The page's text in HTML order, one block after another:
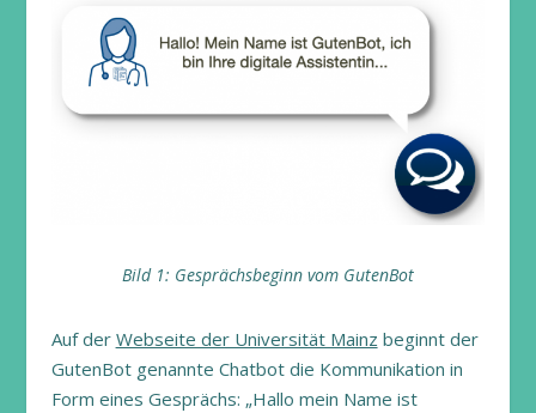
Bild 1: Gesprächsbeginn vom GutenBot
Auf der Webseite der Universität Mainz beginnt der
GutenBot genannte Chatbot die Kommunikation in
Form eines Gesprächs: „Hallo mein Name ist